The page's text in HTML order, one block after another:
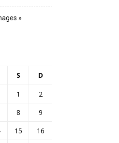
»
S D
1
2
8
9
15 16